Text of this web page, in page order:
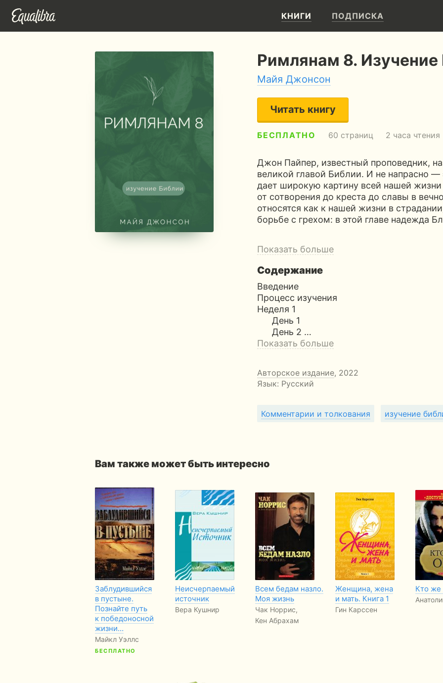
КНИГИ ПОДПИСКА
Римлянам 8. Изучение
Майя Джонсон
Читать книгу
БЕСПЛАТНО 60 страниц 2 часа чтения
Джон Пайпер, известный проповедник,
великой главой Библии. И не напрасно —
дает широкую картину всей нашей
от сотворения до креста до славы в
относятся как к нашей жизни в
борьбе с грехом: в этой главе надежда
Показать больше
Содержание
Введение
Процесс изучения
Неделя 1
День 1
День 2 …
Показать больше
Авторское издание, 2022
Язык: Русский
Комментарии и толкования изучение
Вам также может быть интересно
Заблудившийся
в пустыне.
Познайте путь
к победоносной
жизни…
Майкл Уэллс
БЕСПЛАТНО
Неисчерпаемый
источник
Вера Кушнир
Всем бедам назло.
Моя жизнь
Чак Норрис,
Кен Абрахам
Женщина, жена
и мать. Книга 1
Гин Карссен
Кто же